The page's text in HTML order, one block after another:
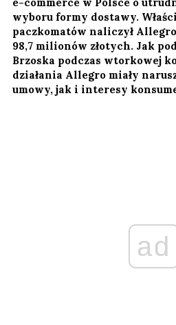
wyboru formy dostawy.
paczkomatów naliczył
98,7 milionów złotych. Jak
Brzoska podczas wtorkowej
działania Allegro miały
umowy, jak i interesy
ad